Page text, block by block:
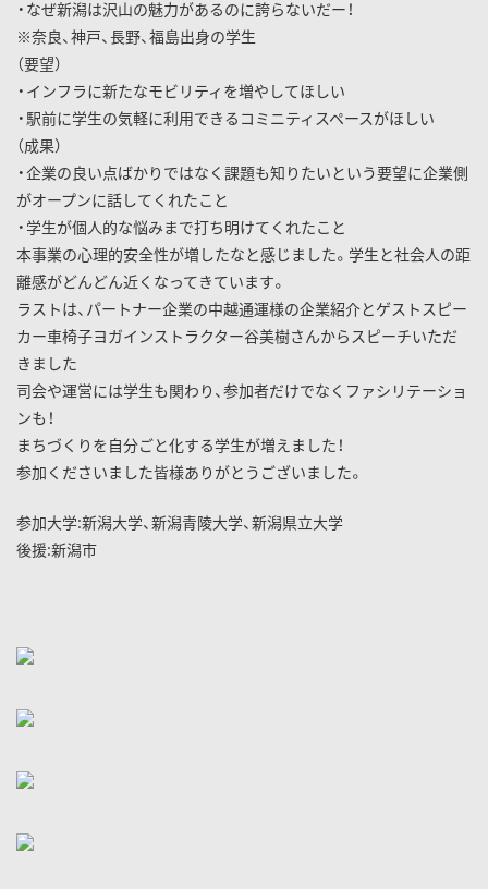
・なぜ新潟は沢山の魅力があるのに誇らないだー！
※奈良、神戸、長野、福島出身の学生
（要望）
・インフラに新たなモビリティを増やしてほしい
・駅前に学生の気軽に利用できるコミニティスペースがほしい
（成果）
・企業の良い点ばかりではなく課題も知りたいという要望に企業側
がオープンに話してくれたこと
・学生が個人的な悩みまで打ち明けてくれたこと
本事業の心理的安全性が増したなと感じました。学生と社会人の距
離感がどんどん近くなってきています。
ラストは、パートナー企業の中越通運様の企業紹介とゲストスピー
カー車椅子ヨガインストラクター谷美樹さんからスピーチいただ
きました
司会や運営には学生も関わり、参加者だけでなくファシリテーショ
ンも！
まちづくりを自分ごと化する学生が増えました！
参加くださいました皆様ありがとうございました。
参加大学:新潟大学、新潟青陵大学、新潟県立大学
後援:新潟市